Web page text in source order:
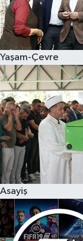
Yaşam-Çevre
Asayiş